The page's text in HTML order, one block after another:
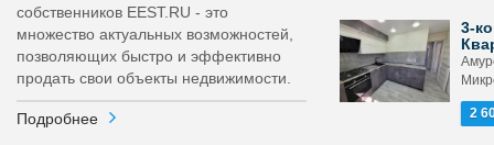
собственников EEST.RU - это
множество актуальных возможностей,
позволяющих быстро и эффективно
продать свои объекты недвижимости.
Подробнее
3-
2